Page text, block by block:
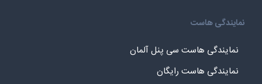
نمایندگی هاست
نمایندگی هاست سی پنل آلمان
نمایندگی هاست رایگان